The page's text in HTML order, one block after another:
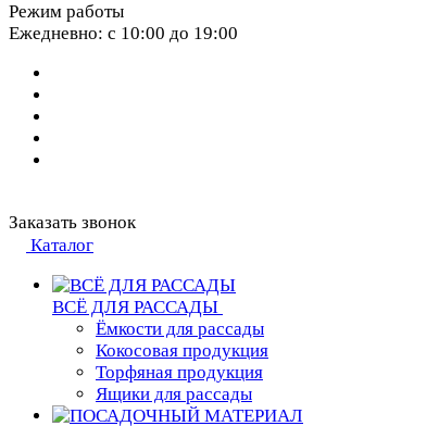
Режим работы
Ежедневно: с 10:00 до 19:00
Заказать звонок
Каталог
ВСЁ ДЛЯ РАССАДЫ
Ёмкости для рассады
Кокосовая продукция
Торфяная продукция
Ящики для рассады